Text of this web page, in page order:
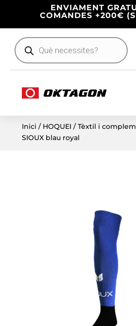
ENVIAMENT
COMANDES +200€
Products
search
Inici / HOQUEI /Tèxtil i
SIOUX blau royal